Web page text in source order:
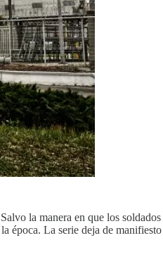
la manera en que los
época. La serie deja de